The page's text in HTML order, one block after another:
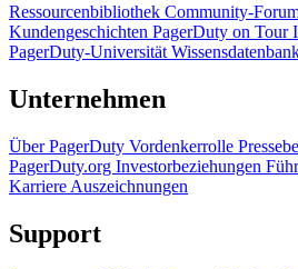
Ressourcenbibliothek Community-
Kundengeschichten PagerDuty on Tour
PagerDuty-Universität
Unternehmen
Über PagerDuty Vordenkerrolle
PagerDuty.org Investorbeziehungen
Karriere Auszeichnungen
Support